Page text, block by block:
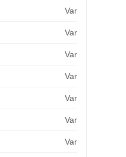
Var
Var
Var
Var
Var
Var
Var